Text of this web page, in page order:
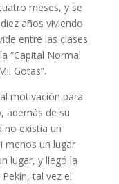
meses, y se
años viviendo
entre las clases
“Capital Normal
Gotas”.
motivación para
además de su
no existía un
menos un lugar
lugar, y llegó la
tal vez el